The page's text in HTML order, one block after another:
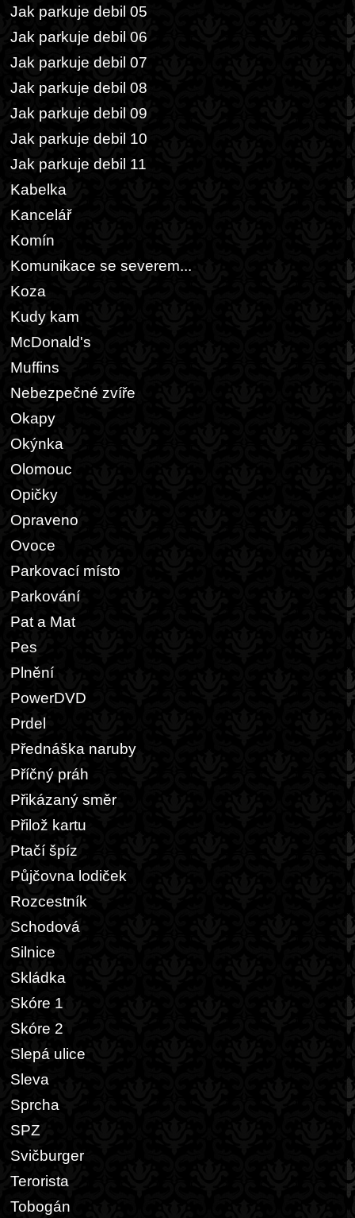
Jak parkuje debil 05
Jak parkuje debil 06
Jak parkuje debil 07
Jak parkuje debil 08
Jak parkuje debil 09
Jak parkuje debil 10
Jak parkuje debil 11
Kabelka
Kancelář
Komín
Komunikace se severem...
Koza
Kudy kam
McDonald's
Muffins
Nebezpečné zvíře
Okapy
Okýnka
Olomouc
Opičky
Opraveno
Ovoce
Parkovací místo
Parkování
Pat a Mat
Pes
Plnění
PowerDVD
Prdel
Přednáška naruby
Příčný práh
Přikázaný směr
Přilož kartu
Ptačí špíz
Půjčovna lodiček
Rozcestník
Schodová
Silnice
Skládka
Skóre 1
Skóre 2
Slepá ulice
Sleva
Sprcha
SPZ
Svičburger
Terorista
Tobogán